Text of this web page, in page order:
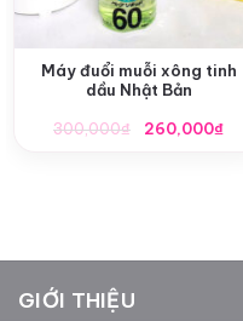
Máy đuổi muỗi xông tinh
dầu Nhật Bản
300,000₫
Giá
260,000₫Giá
GIỚI THIỆU